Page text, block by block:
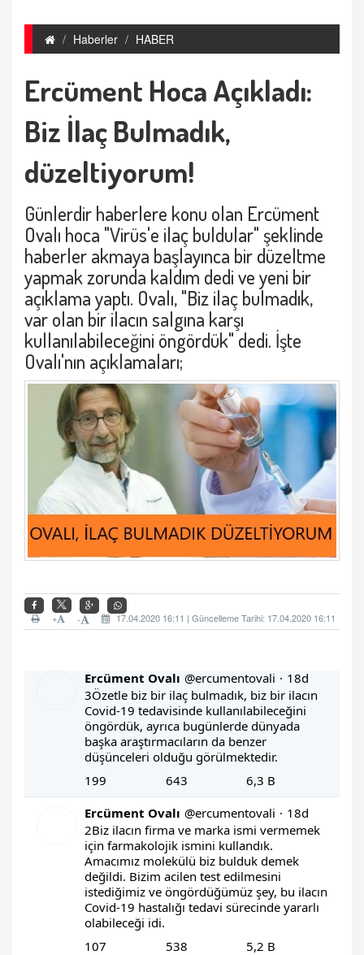
Haberler HABER
Ercüment Hoca Açıkladı:
Biz İlaç Bulmadık,
düzeltiyorum!
Günlerdir haberlere konu olan Ercüment
Ovalı hoca "Virüs'e ilaç buldular" şeklinde
haberler akmaya başlayınca bir düzeltme
yapmak zorunda kaldım dedi ve yeni bir
açıklama yaptı. Ovalı, "Biz ilaç bulmadık,
var olan bir ilacın salgına karşı
kullanılabileceğini öngördük" dedi. İşte
Ovalı'nın açıklamaları;
17.04.2020 16:11 | Güncelleme Tarihi: 17.04.2020 16:11
-
+
Ercüment Ovalı @ercumentovali · 18d
3Özetle biz bir ilaç bulmadık, biz bir ilacın
Covid-19 tedavisinde kullanılabileceğini
öngördük, ayrıca bugünlerde dünyada
başka araştırmacıların da benzer
düşünceleri olduğu görülmektedir.
199
643
6,3 B
Ercüment Ovalı @ercumentovali · 18d
2Biz ilacın firma ve marka ismi vermemek
için farmakolojik ismini kullandık.
Amacımız molekülü biz bulduk demek
değildi. Bizim acilen test edilmesini
istediğimiz ve öngördüğümüz şey, bu ilacın
Covid-19 hastalığı tedavi sürecinde yararlı
olabileceği idi.
106
107
538
5,2 B